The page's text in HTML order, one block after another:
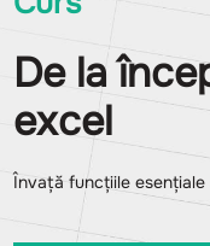
De la
excel
Învață funcțiile